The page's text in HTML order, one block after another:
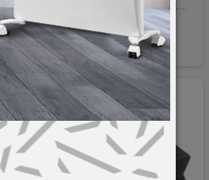
Ugradbene dimenzije 19 x 13 mm
Dvije pozicije prekidača
Svijetlosna funkcija za lakše pronalaženje
3,50KM